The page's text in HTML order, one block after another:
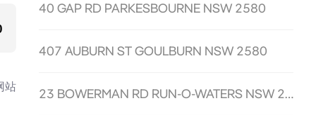
站
40 GAP RD PARKESBOURNE NSW 2580
407 AUBURN ST GOULBURN NSW 2580
23 BOWERMAN RD RUN-O-WATERS NSW 2580